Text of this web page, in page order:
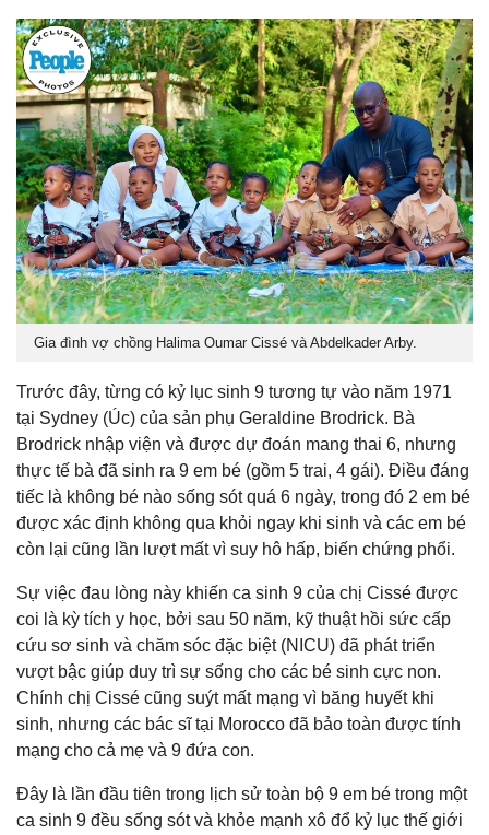
Gia đình vợ chồng Halima Oumar Cissé và Abdelkader Arby.
Trước đây, từng có kỷ lục sinh 9 tương tự vào năm 1971
tại Sydney (Úc) của sản phụ Geraldine Brodrick. Bà
Brodrick nhập viện và được dự đoán mang thai 6, nhưng
thực tế bà đã sinh ra 9 em bé (gồm 5 trai, 4 gái). Điều đáng
tiếc là không bé nào sống sót quá 6 ngày, trong đó 2 em bé
được xác định không qua khỏi ngay khi sinh và các em bé
còn lại cũng lần lượt mất vì suy hô hấp, biến chứng phổi.
Sự việc đau lòng này khiến ca sinh 9 của chị Cissé được
coi là kỳ tích y học, bởi sau 50 năm, kỹ thuật hồi sức cấp
cứu sơ sinh và chăm sóc đặc biệt (NICU) đã phát triển
vượt bậc giúp duy trì sự sống cho các bé sinh cực non.
Chính chị Cissé cũng suýt mất mạng vì băng huyết khi
sinh, nhưng các bác sĩ tại Morocco đã bảo toàn được tính
mạng cho cả mẹ và 9 đứa con.
Đây là lần đầu tiên trong lịch sử toàn bộ 9 em bé trong một
ca sinh 9 đều sống sót và khỏe mạnh xô đổ kỷ lục thế giới